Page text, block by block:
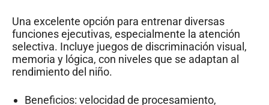
Una excelente opción para entrenar diversas
funciones ejecutivas, especialmente la atención
selectiva. Incluye juegos de discriminación visual,
memoria y lógica, con niveles que se adaptan al
rendimiento del niño.
Beneficios: velocidad de procesamiento,